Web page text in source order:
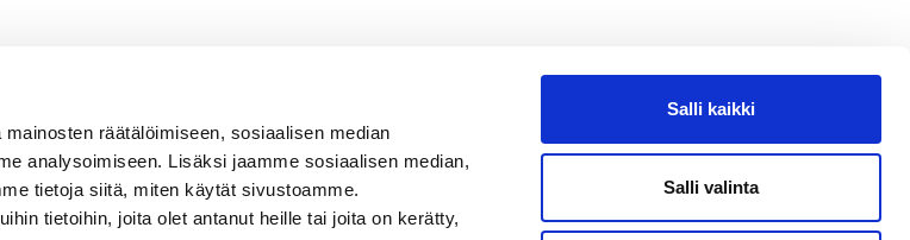
räätälöimiseen, sosiaalisen median
analysoimiseen. Lisäksi jaamme sosiaalisen median,
tietoja siitä, miten käytät sivustoamme.
tietoihin, joita olet antanut heille tai joita on kerätty,
Salli kaikki
Salli valinta
Kysy tapahtumista tai raveista
OY SEURAA MEITÄ